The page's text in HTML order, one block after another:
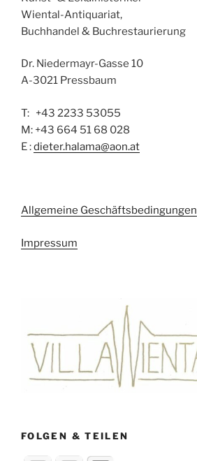
Wiental-Antiquariat,
Buchhandel & Buchrestaurierung
Dr. Niedermayr-Gasse 10
A-3021 Pressbaum
T: +43 2233 53055
M: +43 664 51 68 028
E :dieter.halama@aon.at
Allgemeine Geschäftsbedingungen
Impressum
FOLGEN & TEILEN